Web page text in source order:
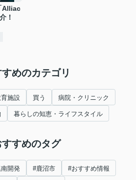
Alliac
！
めのカテゴリ
施設 買う 病院・クリニック
暮らしの知恵・ライフスタイル
すすめのタグ
開発 #鹿沼市 #おすすめ情報